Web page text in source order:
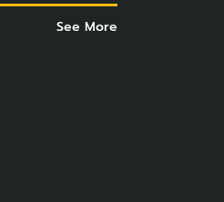
See More